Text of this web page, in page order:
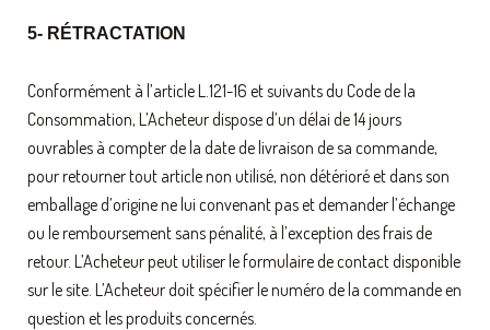
5- RÉTRACTATION
Conformément à l’article L.121-16 et suivants du Code de la
Consommation, L’Acheteur dispose d’un délai de 14 jours
ouvrables à compter de la date de livraison de sa commande,
pour retourner tout article non utilisé, non détérioré et dans son
emballage d’origine ne lui convenant pas et demander l’échange
ou le remboursement sans pénalité, à l’exception des frais de
retour. L’Acheteur peut utiliser le formulaire de contact disponible
sur le site. L’Acheteur doit spécifier le numéro de la commande en
question et les produits concernés.